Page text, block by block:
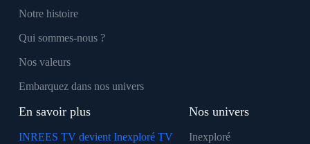
Notre histoire
Qui sommes-nous ?
Nos valeurs
Embarquez dans nos univers
En savoir plus
INREES TV devient Inexploré TV
Nos univers
Inexploré